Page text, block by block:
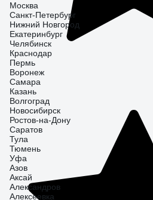
Москва
Санкт-Петербург
Нижний Новгород
Екатеринбург
Челябинск
Краснодар
Пермь
Воронеж
Самара
Казань
Волгоград
Новосибирск
Ростов-на-Дону
Саратов
Тула
Тюмень
Уфа
Азов
Аксай
Александров
Алексеевка